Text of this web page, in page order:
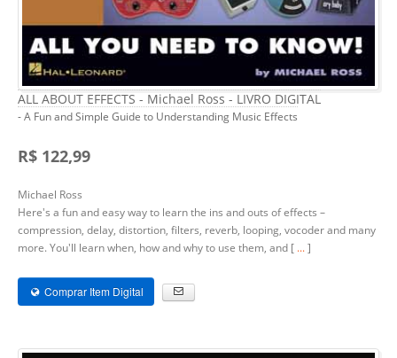
ALL ABOUT EFFECTS - Michael Ross - LIVRO DIGITAL
- A Fun and Simple Guide to Understanding Music Effects
R$ 122,99
Michael Ross
Here's a fun and easy way to learn the ins and outs of effects –
compression, delay, distortion, filters, reverb, looping, vocoder and many
more. You'll learn when, how and why to use them, and [ ...]
Comprar Item Digital